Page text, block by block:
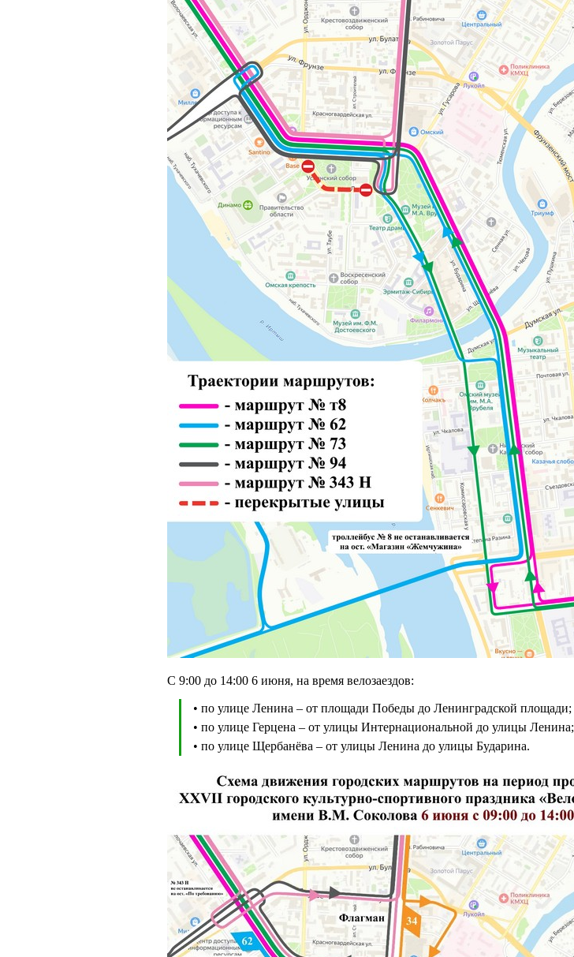
С 9:00 до 14:00 6 июня, на время велозаездов:
• по улице Ленина – от площади Победы до Ленинградской площади;
• по улице Герцена – от улицы Интернациональной до улицы Ленина;
• по улице Щербанёва – от улицы Ленина до улицы Бударина.